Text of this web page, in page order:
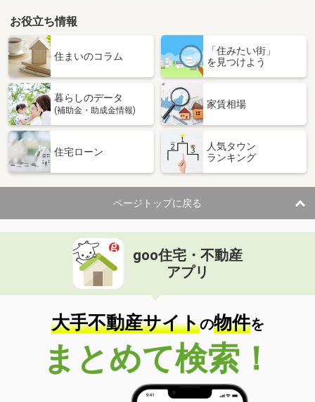
お役立ち情報
住まいのコラム
「住みたい街」
を見つけよう
暮らしのデータ
(補助金・助成金情報)
家賃相場
住宅ローン
人気タウン
ランキング
ページトップに戻る
goo住宅・不動産
アプリ
大手不動産サイトの物件を
まとめて検索！